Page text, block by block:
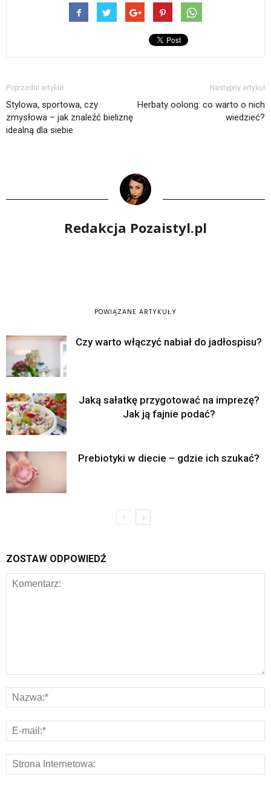
Poprzedni artykuł
Stylowa, sportowa, czy
zmysłowa – jak znaleźć bieliznę
idealną dla siebie
Następny artykuł
Herbaty oolong: co warto o nich
wiedzieć?
Redakcja Pozaistyl.pl
POWIĄZANE ARTYKUŁY
Czy warto włączyć nabiał do jadłospisu?
Jaką sałatkę przygotować na imprezę?
Jak ją fajnie podać?
Prebiotyki w diecie – gdzie ich szukać?
ZOSTAW ODPOWIEDŹ